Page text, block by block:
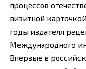
процессов
визитной
годы издателя
Международного
Впервые в